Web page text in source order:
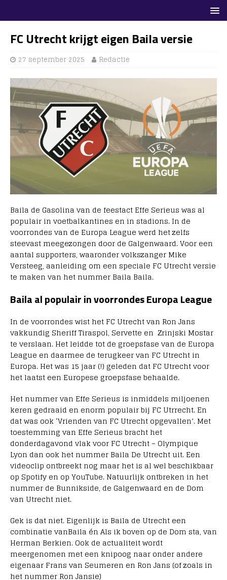
FC Utrecht krijgt eigen Baila versie
27 september 2025 Redactie
Baila de Gasolina van de feestact Effe Serieus was al
populair in voetbalkantines en in stadions. In de
voorrondes van de Europa League werd het zelfs
steevast meegezongen door de Galgenwaard. Voor een
aantal supporters, waaronder volkszanger Mike
Versteeg, aanleiding om een speciale FC Utrecht versie
te maken van het nummer Baila Baila.
Baila al populair in voorrondes Europa League
In de voorrondes wist het FC Utrecht van Ron Jans
vakkundig Sheriff Tiraspol, Servette en Zrinjski Mostar
te verslaan. Het leidde tot de groepsfase van de Europa
League en daarmee de terugkeer van FC Utrecht in
Europa. Het was 15 jaar (!) geleden dat FC Utrecht voor
het laatst een Europese groepsfase behaalde.
Het nummer van Effe Serieus is inmiddels miljoenen
keren gedraaid en enorm populair bij FC Utrrecht. En
dat was ook ‘Vrienden van FC Utrecht opgevallen’. Met
toestemming van Effe Serieus bracht het
donderdagavond vlak voor FC Utrecht – Olympique
Lyon dan ook het nummer Baila De Utrecht uit. Een
videoclip ontbreekt nog maar het is al wel beschikbaar
op Spotify en op YouTube. Natuurlijk ontbreken in het
nummer de Bunnikside, de Galgenwaard en de Dom
van Utrecht niet.
Gek is dat niet. Eigenlijk is Baila de Utrecht een
combinatie vanBaila én Als ik boven op de Dom sta, van
Herman Berkien. Ook de actualiteit wordt
meergenomen met een knipoog naar onder andere
eigenaar Frans van Seumeren en Ron Jans (of zoals in
het nummer Ron Jansie)